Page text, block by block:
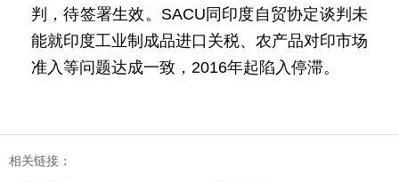
判，待签署生效。SACU同印度自贸协定谈判未
能就印度工业制成品进口关税、农产品对印市场
准入等问题达成一致，2016年起陷入停滞。
相关链接：